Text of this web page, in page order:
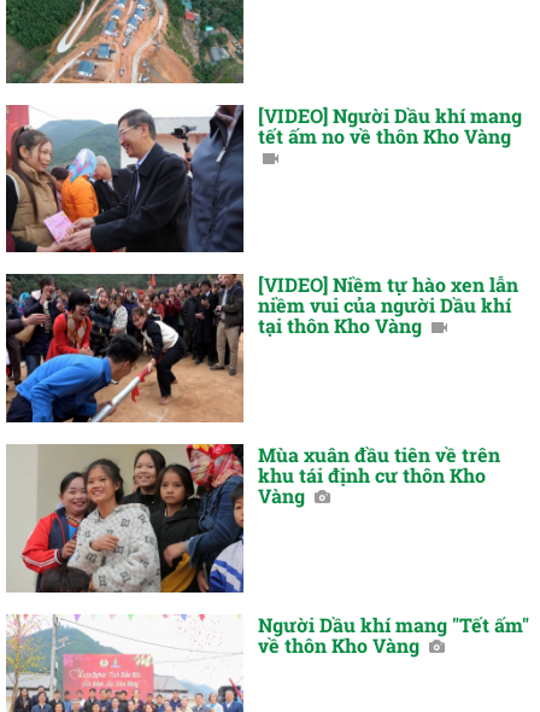
[VIDEO] Người Dầu khí mang
tết ấm no về thôn Kho Vàng
[VIDEO] Niềm tự hào xen lẫn
niềm vui của người Dầu khí
tại thôn Kho Vàng
Mùa xuân đầu tiên về trên
khu tái định cư thôn Kho
Vàng
Người Dầu khí mang "Tết ấm"
về thôn Kho Vàng